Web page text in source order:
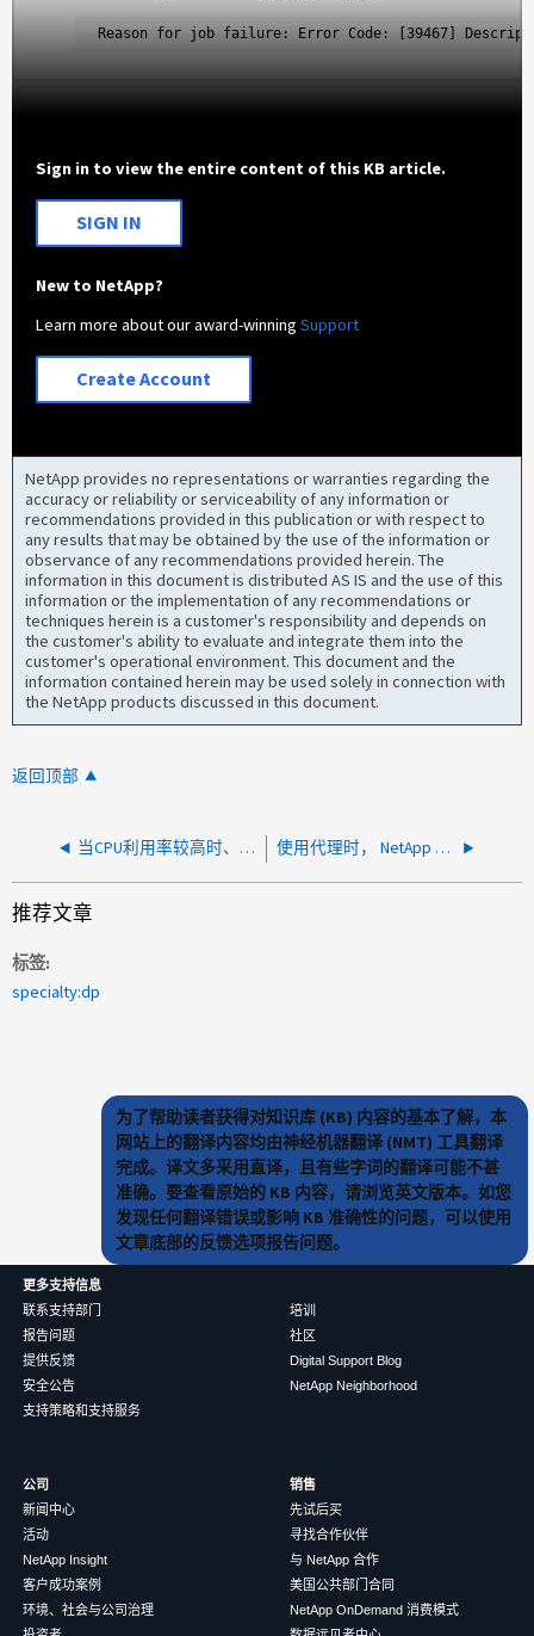
Reason for job failure: Error Code: [39467]
Sign in to view the entire content of this KB article.
SIGN IN
New to NetApp?
Learn more about our award-winningSupport
Create Account
NetApp provides no representations or warranties regarding the
accuracy or reliability or serviceability of any information or
recommendations provided in this publication or with respect to
any results that may be obtained by the use of the information or
observance of any recommendations provided herein. The
information in this document is distributed AS IS and the use of this
information or the implementation of any recommendations or
techniques herein is a customer's responsibility and depends on
the customer's ability to evaluate and integrate them into the
customer's operational environment. This document and the
information contained herein may be used solely in connection with
the NetApp products discussed in this document.
返回顶部
当CPU利用率较高时、AltaVault上会生成多个进程转储 使用代理时， NetApp Cloud Backup （ AltaVault ） AutoSupport 交付失败
推荐文章
标签
specialty:dp
为了帮助读者获得对知识库 (KB) 内容的基本了解，本
网站上的翻译内容均由神经机器翻译 (NMT) 工具翻译
完成。译文多采用直译，且有些字词的翻译可能不甚
准确。要查看原始的 KB 内容，请浏览英文版本。如您
发现任何翻译错误或影响 KB 准确性的问题，可以使用
文章底部的反馈选项报告问题。
更多支持信息
联系支持部门
报告问题
提供反馈
安全公告
支持策略和支持服务
培训
社区
Digital Support Blog
NetApp Neighborhood
公司
新闻中心
活动
NetApp Insight
客户成功案例
环境、社会与公司治理
销售
先试后买
寻找合作伙伴
与 NetApp 合作
美国公共部门合同
NetApp OnDemand 消费模式